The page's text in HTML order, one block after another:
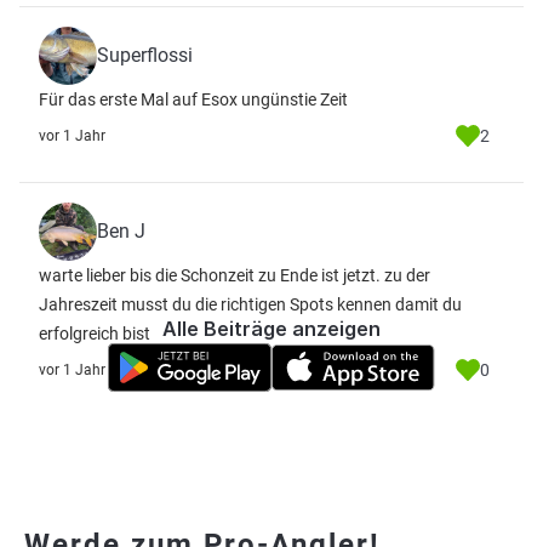
Superflossi
Für das erste Mal auf Esox ungünstie Zeit
vor 1 Jahr 2
Ben J
warte lieber bis die Schonzeit zu Ende ist jetzt. zu der
Jahreszeit musst du die richtigen Spots kennen damit du
erfolgreich bist
vor 1 Jahr 0
Alle Beiträge anzeigen